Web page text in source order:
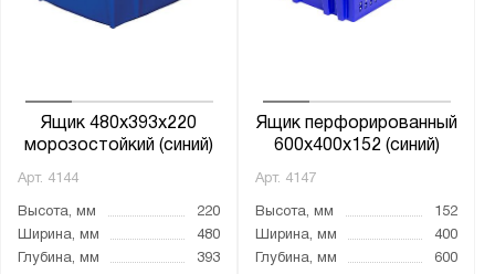
Ящик 480x393x220
морозостойкий (синий)
Арт. 4144
Высота, мм
220
Ширина, мм
480
Глубина, мм
393
Ящик перфорированный
600x400x152 (синий)
Арт. 4147
Высота, мм
152
Ширина, мм
400
Глубина, мм
600
сплошное дно
-18°С + 50°С
-30°С + 60°С
Страна производства:
Россия